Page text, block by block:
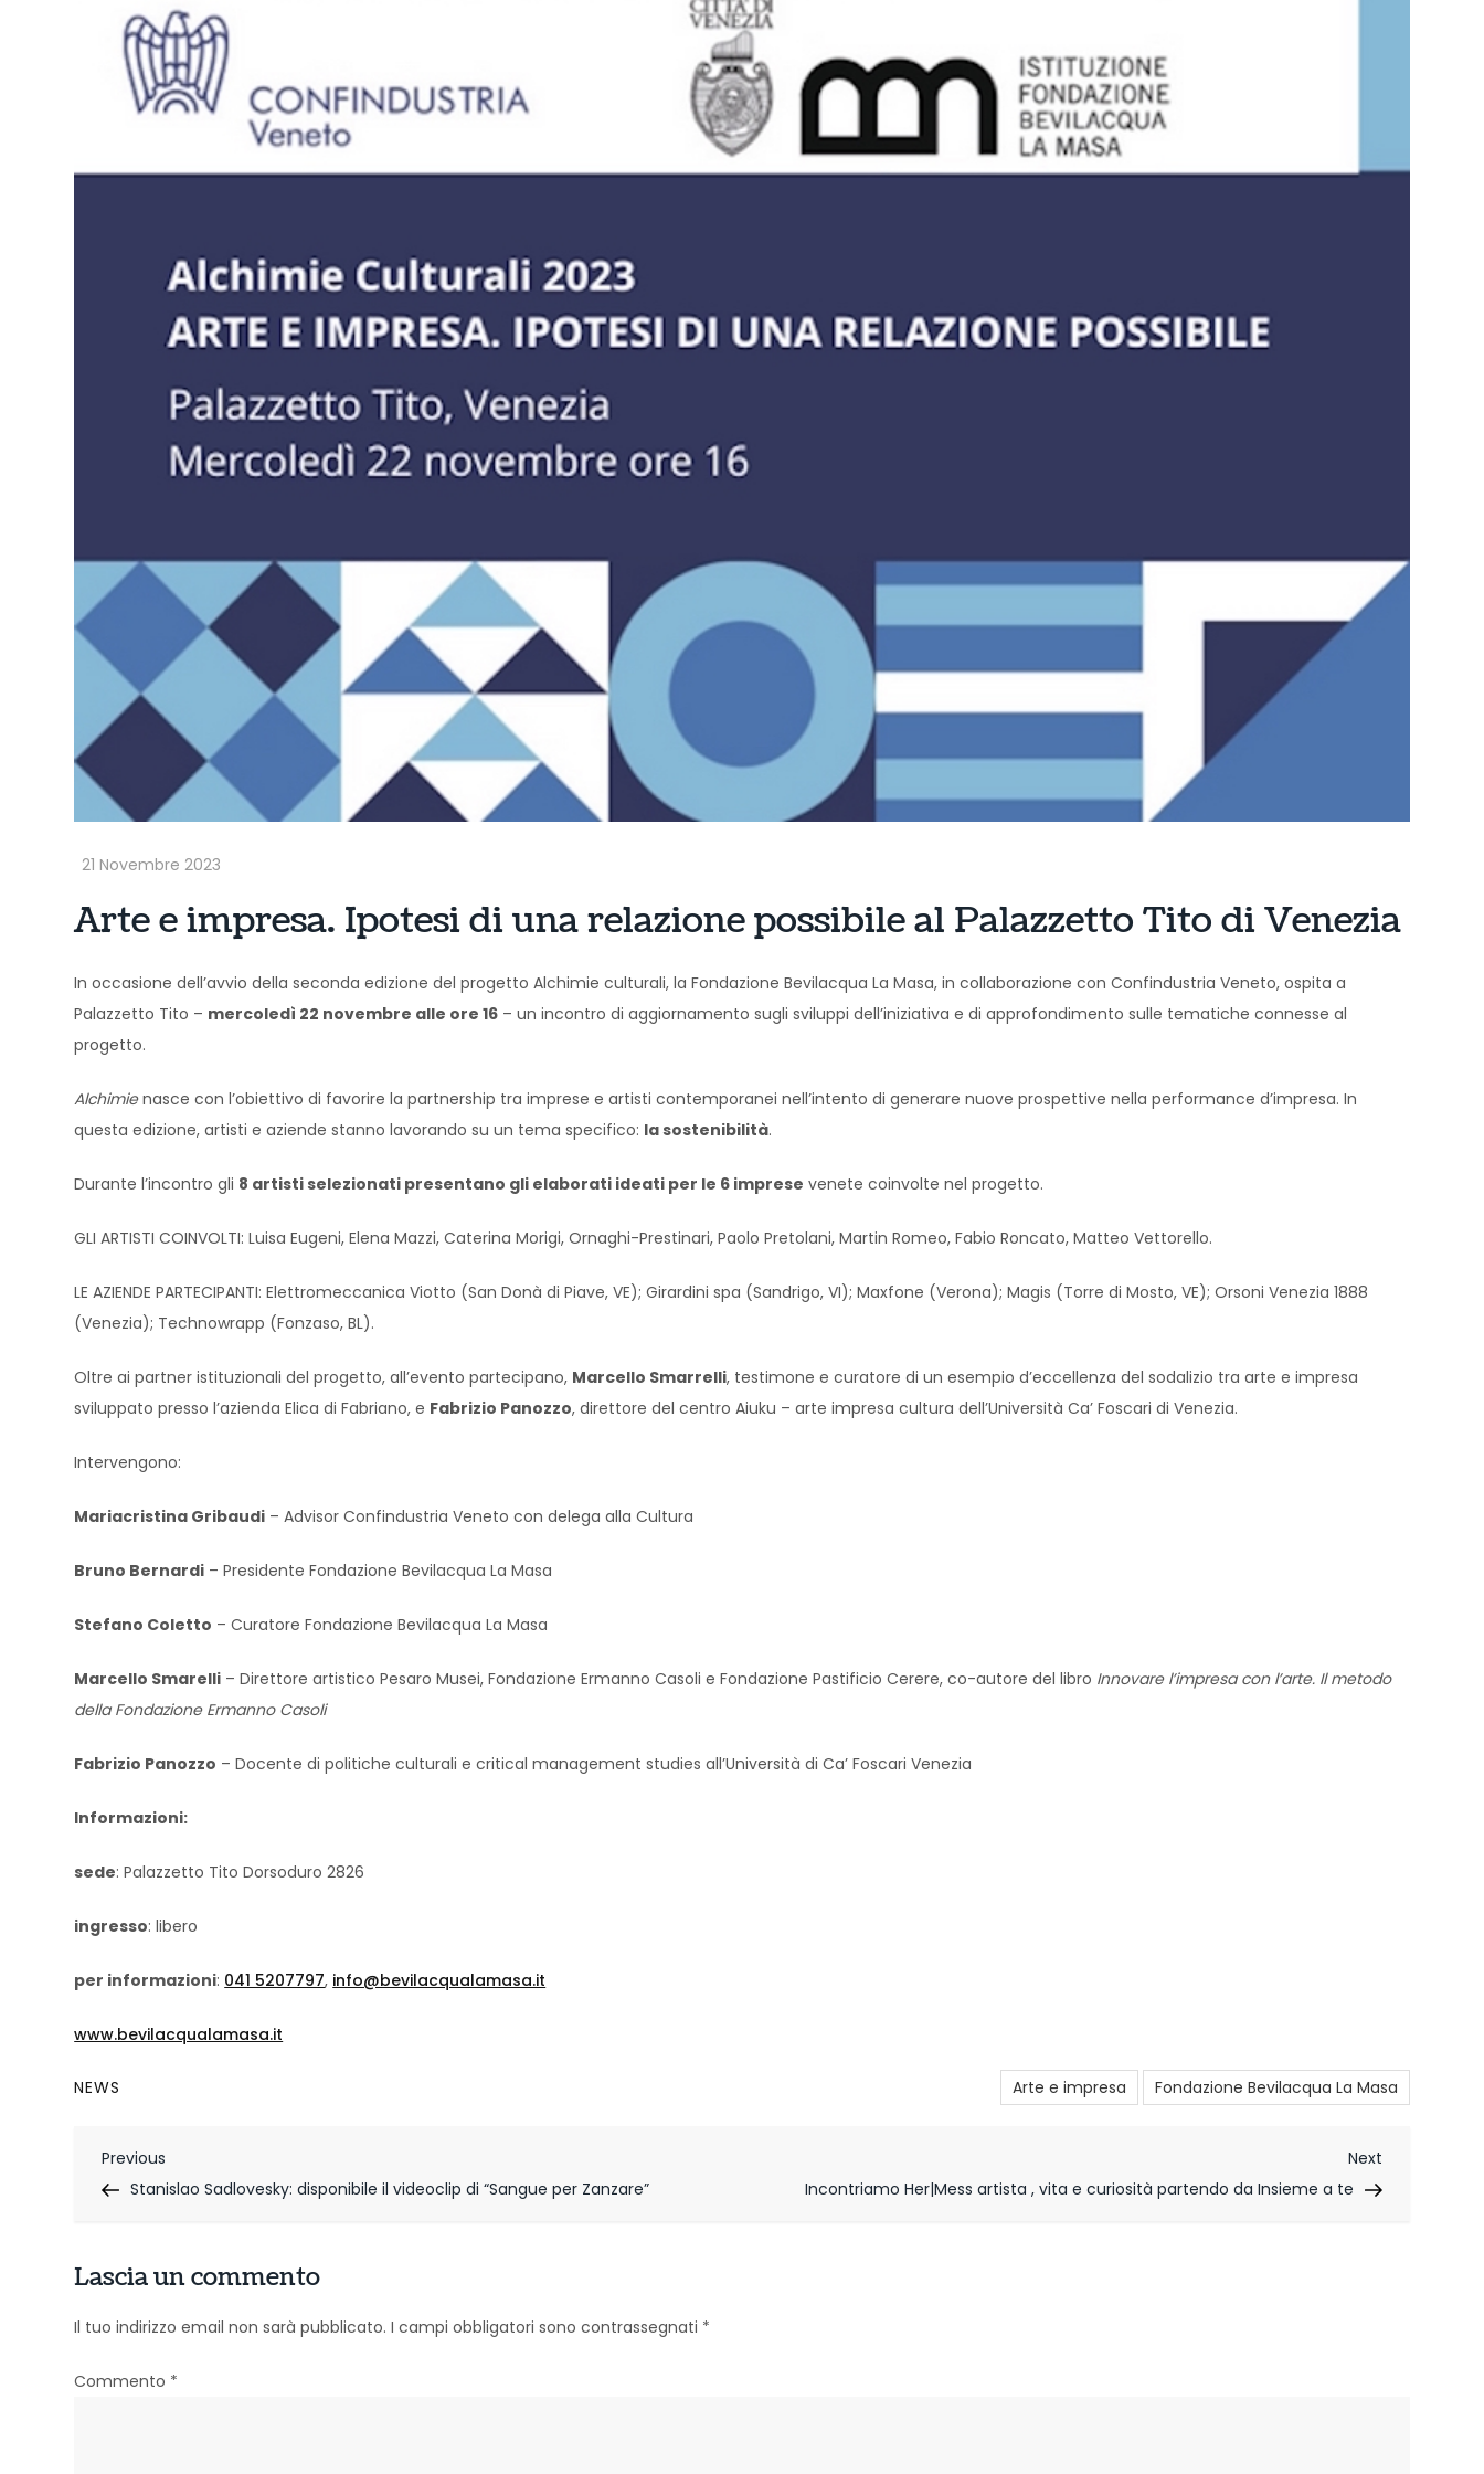
Arte e impresa. Ipotesi di una relazione possibile al Palazzetto Tito di Venezia
In occasione dell’avvio della seconda edizione del progetto Alchimie culturali, la Fondazione Bevilacqua La Masa, in collaborazione con Confindustria Veneto, ospita a
Palazzetto Tito – mercoledì 22 novembre alle ore 16 – un incontro di aggiornamento sugli sviluppi dell’iniziativa e di approfondimento sulle tematiche connesse al
progetto.
Alchimienasce con l’obiettivo di favorire la partnership tra imprese e artisti contemporanei nell’intento di generare nuove prospettive nella performance d’impresa. In
questa edizione, artisti e aziende stanno lavorando su un tema specifico: la sostenibilità.
Durante l’incontro gli 8 artisti selezionati presentano gli elaborati ideati per le 6 imprese venete coinvolte nel progetto.
GLI ARTISTI COINVOLTI: Luisa Eugeni, Elena Mazzi, Caterina Morigi, Ornaghi-Prestinari, Paolo Pretolani, Martin Romeo, Fabio Roncato, Matteo Vettorello.
LE AZIENDE PARTECIPANTI: Elettromeccanica Viotto (San Donà di Piave, VE); Girardini spa (Sandrigo, VI); Maxfone (Verona); Magis (Torre di Mosto, VE); Orsoni Venezia 1888
(Venezia); Technowrapp (Fonzaso, BL).
Oltre ai partner istituzionali del progetto, all’evento partecipano, Marcello Smarrelli, testimone e curatore di un esempio d’eccellenza del sodalizio tra arte e impresa
sviluppato presso l’azienda Elica di Fabriano, e Fabrizio Panozzo, direttore del centro Aiuku – arte impresa cultura dell’Università Ca’ Foscari di Venezia.
Intervengono:
Mariacristina Gribaudi – Advisor Confindustria Veneto con delega alla Cultura
Bruno Bernardi – Presidente Fondazione Bevilacqua La Masa
Stefano Coletto – Curatore Fondazione Bevilacqua La Masa
Marcello Smarelli – Direttore artistico Pesaro Musei, Fondazione Ermanno Casoli e Fondazione Pastificio Cerere, co-autore del libro Innovare l’impresa con l’arte. Il metodo
della Fondazione Ermanno Casoli
Fabrizio Panozzo – Docente di politiche culturali e critical management studies all’Università di Ca’ Foscari Venezia
Informazioni:
sede: Palazzetto Tito Dorsoduro 2826
ingresso: libero
per informazioni: 041 5207797, info@bevilacqualamasa.it
www.bevilacqualamasa.it
NEWS Arte e impresa Fondazione Bevilacqua La Masa
N
a
i
g
a
Previous
Post
Previous
Stanislao Sadlovesky: disponibile il videoclip di “Sangue per Zanzare”
Next
Post
Next
Incontriamo Her|Mess artista , vita e curiosità partendo da Insieme a te
Lascia un commento
Il tuo indirizzo email non sarà pubblicato. I campi obbligatori sono contrassegnati *
Commento *